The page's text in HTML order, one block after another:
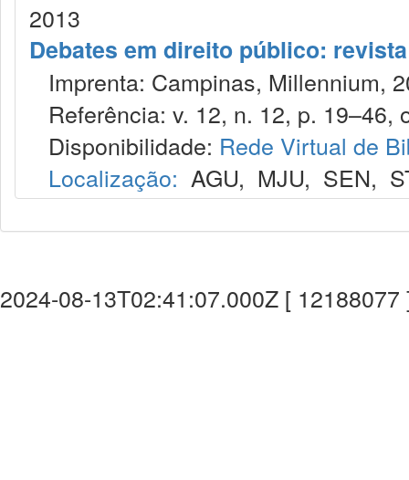
2013
Debates em direito público:
Imprenta: Campinas, Millennium,
Referência: v. 12, n. 12, p. 19–46,
Disponibilidade: Rede Virtual de
Localização: AGU, MJU, SEN,
2024-08-13T02:41:07.000Z [ 12188077